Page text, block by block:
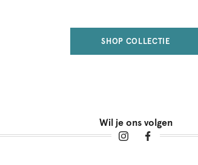
SHOP COLLECTIE
Wil je ons volgen